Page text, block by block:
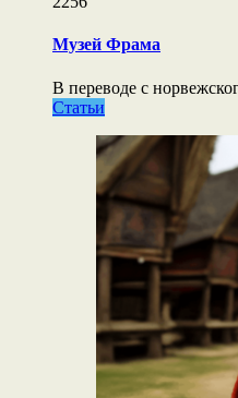
Музей Фрама
В переводе с
Статьи